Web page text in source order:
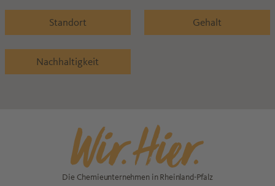
Standort Gehalt
Nachhaltigkeit
Die Chemieunternehmen in Rheinland-Pfalz